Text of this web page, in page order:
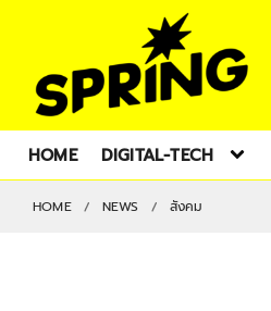
HOME DIGITAL-TECH
HOME NEWS สังคม